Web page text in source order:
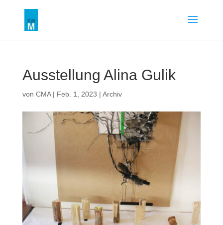
Ausstellung Alina Gulik
von CMA| Feb. 1, 2023 | Archiv